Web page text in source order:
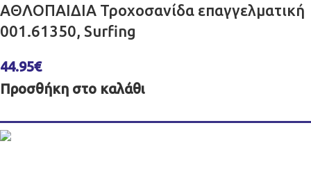
ΑΘΛΟΠΑΙΔΙΑ Τροχοσανίδα επαγγελματική
001.61350, Surfing
44.95€
Προσθήκη στο καλάθι